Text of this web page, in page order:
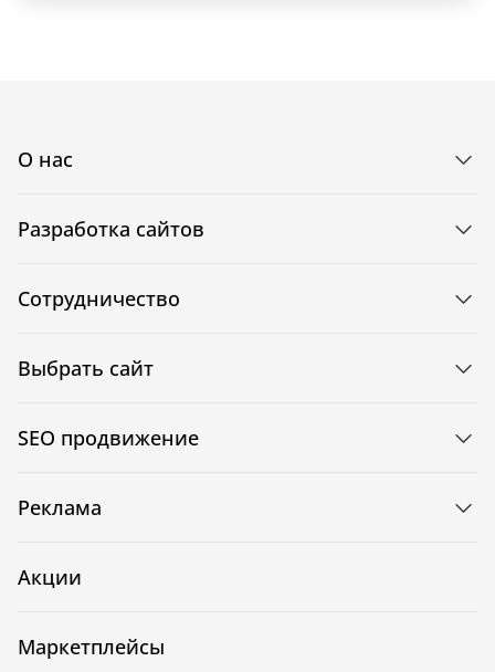
О нас
Разработка сайтов
Сотрудничество
Выбрать сайт
SEO продвижение
Реклама
Акции
Маркетплейсы